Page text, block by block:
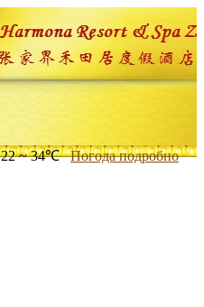
22 ~ 34℃ Погода подробно